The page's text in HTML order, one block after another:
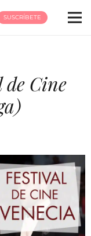
SUSCRÍBETE
de Cine